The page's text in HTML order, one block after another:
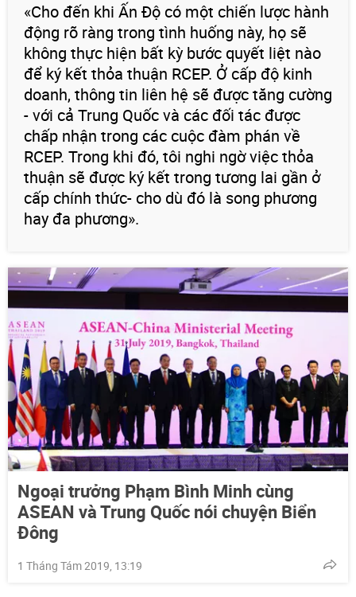
«Cho đến khi Ấn Độ có một chiến lược hành
động rõ ràng trong tình huống này, họ sẽ
không thực hiện bất kỳ bước quyết liệt nào
để ký kết thỏa thuận RCEP. Ở cấp độ kinh
doanh, thông tin liên hệ sẽ được tăng cường
- với cả Trung Quốc và các đối tác được
chấp nhận trong các cuộc đàm phán về
RCEP. Trong khi đó, tôi nghi ngờ việc thỏa
thuận sẽ được ký kết trong tương lai gần ở
cấp chính thức- cho dù đó là song phương
hay đa phương».
Ngoại trưởng Phạm Bình Minh cùng
ASEAN và Trung Quốc nói chuyện Biển
Đông
1 Tháng Tám 2019, 13:19